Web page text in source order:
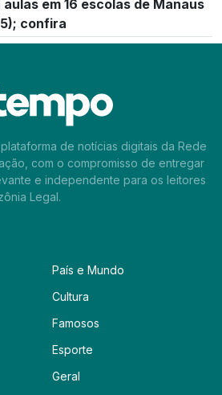
em 16 escolas de Manaus
confira
de notícias digitais da Rede
com o compromisso de entregar
e independente para os leitores
Legal.
País e Mundo
Cultura
Famosos
Esporte
Geral